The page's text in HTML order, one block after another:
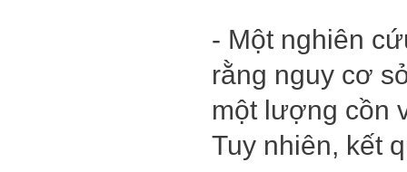
- Một nghiên
rằng nguy cơ
một lượng cồn
Tuy nhiên, kết